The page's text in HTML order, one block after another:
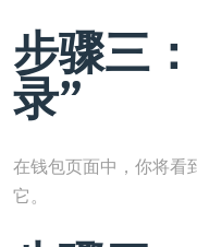
步骤三
录”
在钱包页面中，你将看
它。